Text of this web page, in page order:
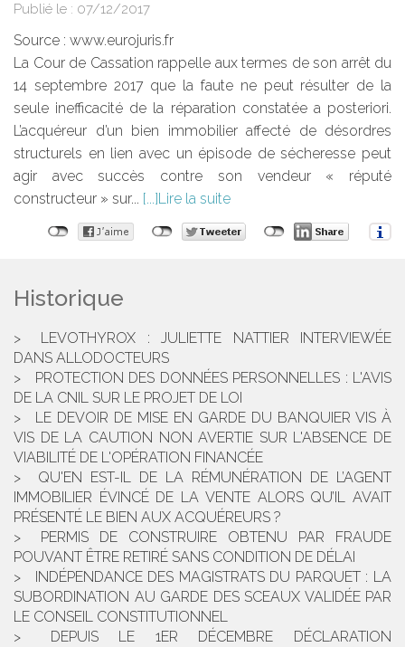
Publié le : 07/12/2017
Source : www.eurojuris.fr
La Cour de Cassation rappelle aux termes de son arrêt du
14 septembre 2017 que la faute ne peut résulter de la
seule inefficacité de la réparation constatée a posteriori.
L’acquéreur d’un bien immobilier affecté de désordres
structurels en lien avec un épisode de sécheresse peut
agir avec succès contre son vendeur « réputé
constructeur » sur...
Lire la suite
Historique
LEVOTHYROX : JULIETTE NATTIER INTERVIEWÉE
DANS ALLODOCTEURS
PROTECTION DES DONNÉES PERSONNELLES : L'AVIS
DE LA CNIL SUR LE PROJET DE LOI
LE DEVOIR DE MISE EN GARDE DU BANQUIER VIS À
VIS DE LA CAUTION NON AVERTIE SUR L'ABSENCE DE
VIABILITÉ DE L'OPÉRATION FINANCÉE
QU'EN EST-IL DE LA RÉMUNÉRATION DE L’AGENT
IMMOBILIER ÉVINCÉ DE LA VENTE ALORS QU’IL AVAIT
PRÉSENTÉ LE BIEN AUX ACQUÉREURS ?
PERMIS DE CONSTRUIRE OBTENU PAR FRAUDE
POUVANT ÊTRE RETIRÉ SANS CONDITION DE DÉLAI
INDÉPENDANCE DES MAGISTRATS DU PARQUET : LA
SUBORDINATION AU GARDE DES SCEAUX VALIDÉE PAR
LE CONSEIL CONSTITUTIONNEL
DEPUIS LE 1ER DÉCEMBRE DÉCLARATION